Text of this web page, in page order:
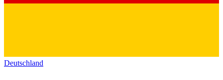
Deutschland